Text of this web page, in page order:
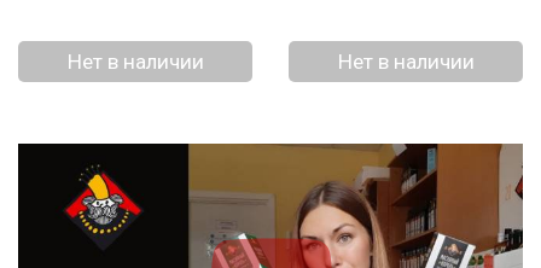
Нет в наличии Нет в наличии